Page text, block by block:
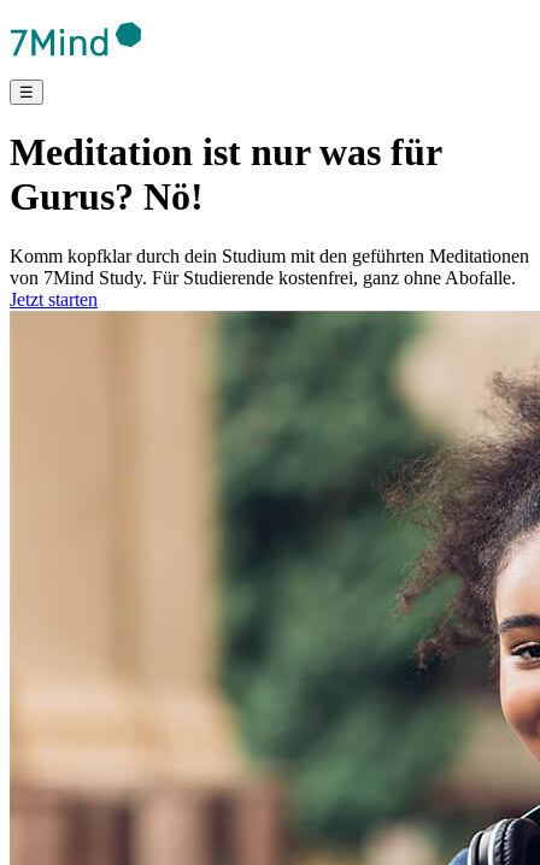
☰
Meditation ist nur was für
Gurus? Nö!
Komm kopfklar durch dein Studium mit den geführten Meditationen
von 7Mind Study. Für Studierende kostenfrei, ganz ohne Abofalle.
Jetzt starten